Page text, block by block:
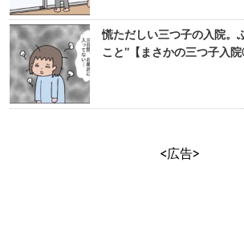
慌ただしい三つ子の入院。
こと”【まさかの三つ子入
<広告>